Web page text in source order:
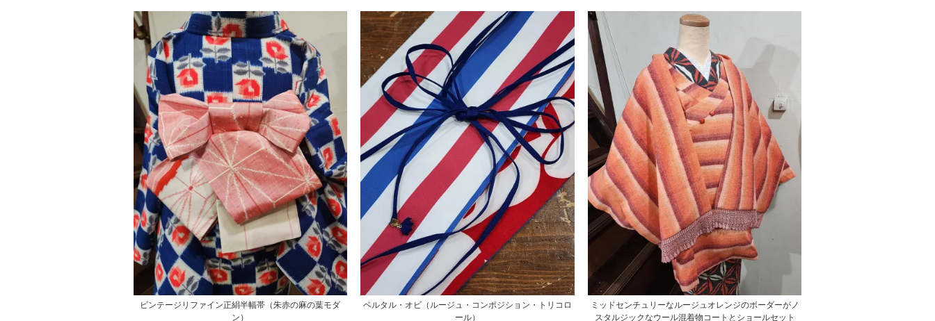
ビンテージリファイン正絹半幅帯（朱赤の麻の葉モダ
ン）
ベルタル・オビ（ルージュ・コンポジション・トリコロ
ール）
ミッドセンチュリーなルージュオレンジのボーダーがノ
スタルジックなウール混着物コートとショールセット